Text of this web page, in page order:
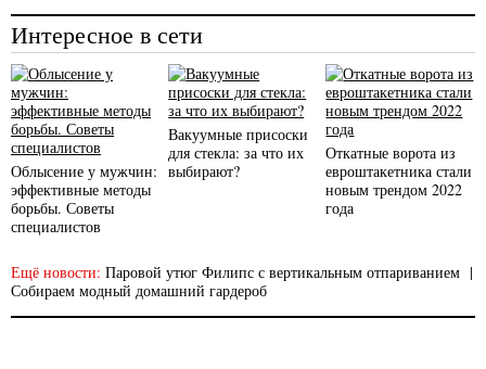
Интересное в сети
Облысение у мужчин:
эффективные методы
борьбы. Советы
специалистов
Вакуумные присоски
для стекла: за что их
выбирают?
Откатные ворота из
евроштакетника стали
новым трендом 2022
года
Ещё новости: Паровой утюг Филипс с вертикальным отпариванием |
Собираем модный домашний гардероб